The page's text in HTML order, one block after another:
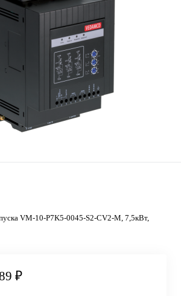
VM-10-P7K5-0045-S2-CV2-M, 7,5кВт,
₽